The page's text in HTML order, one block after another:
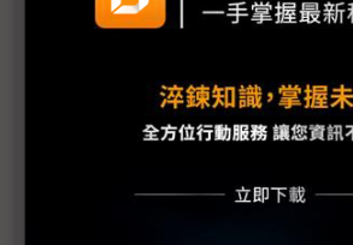
緊扣工業4.0／智慧製造 2017年台
自動化領軍、智能當道 製造業積極